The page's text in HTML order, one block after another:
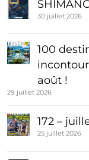
30 juillet 2026
100
août !
29 juillet 2026
172 –
25 juillet 2026